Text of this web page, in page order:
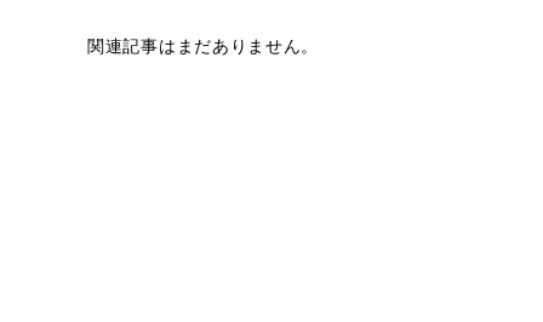
関連記事はまだありません。